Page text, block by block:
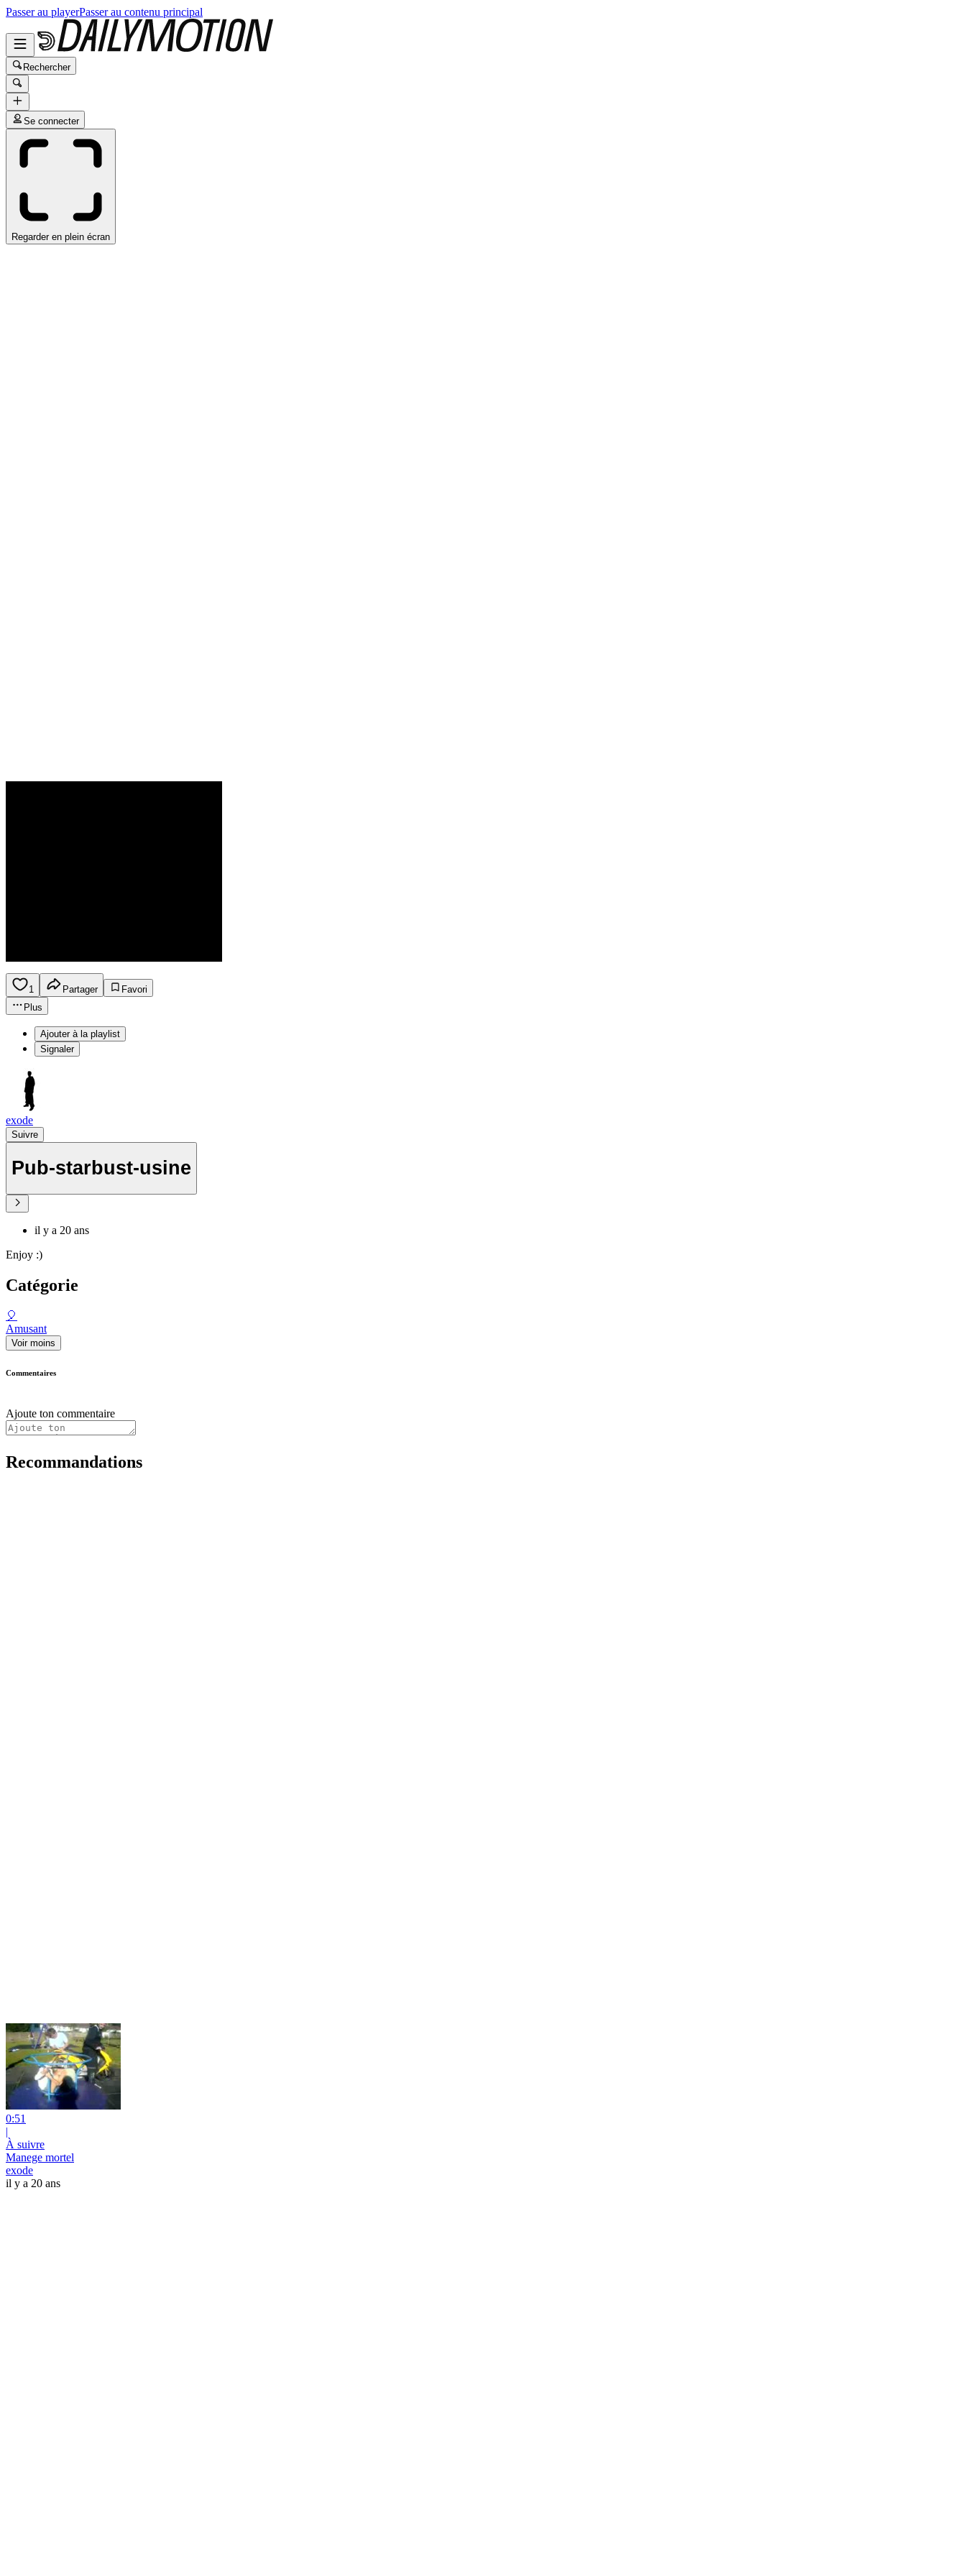
Passer au playerPasser au contenu principal
Rechercher
Se connecter
Regarder en plein écran
1 Partager
Favori
Plus
Ajouter à la playlist
Signaler
exode
Suivre
Pub-starbust-usine
il y a 20 ans
Enjoy :)
Catégorie
🎈
Amusant
Voir moins
Commentaires
Ajoute ton commentaire
Recommandations
0:51
|
À suivre
Manege mortel
exode
il y a 20 ans